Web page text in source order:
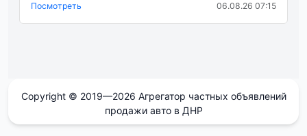
Посмотреть 06.08.26 07:15
Copyright © 2019—2026 Агрегатор частных объявлений
продажи авто в ДНР